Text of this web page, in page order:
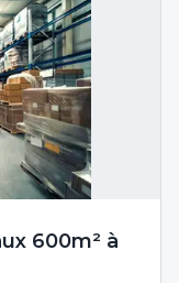
600m² à